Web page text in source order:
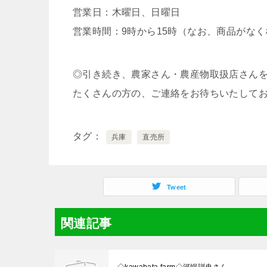
営業日：木曜日、日曜日
営業時間：9時から15時（なお、商品がな
◎引き続き、農家さん・農産物取扱店さん
たくさんの方の、ご連絡をお待ちいたして
タグ 兵庫 直売所
Tweet
関連記事